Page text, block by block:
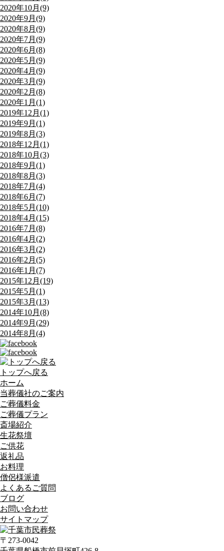
2020年10月(9)
2020年9月(9)
2020年8月(9)
2020年7月(9)
2020年6月(8)
2020年5月(9)
2020年4月(9)
2020年3月(9)
2020年2月(8)
2020年1月(1)
2019年12月(1)
2019年9月(1)
2019年8月(3)
2018年12月(1)
2018年10月(3)
2018年9月(1)
2018年8月(3)
2018年7月(4)
2018年6月(7)
2018年5月(10)
2018年4月(15)
2016年7月(8)
2016年4月(2)
2016年3月(2)
2016年2月(5)
2016年1月(7)
2015年12月(19)
2015年5月(1)
2015年3月(13)
2014年10月(8)
2014年9月(29)
2014年8月(4)
トップへ戻る
ホーム
当葬儀社のご案内
ご葬儀料金
ご葬儀プラン
斎場紹介
生花祭壇
ご供花
返礼品
お料理
僧侶様派遣
よくあるご質問
ブログ
お問い合わせ
サイトマップ
〒273-0042